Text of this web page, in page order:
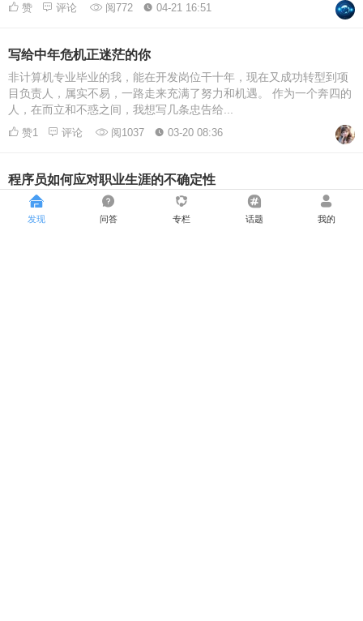
赞 评论 阅772 04-21 16:51
写给中年危机正迷茫的你
非计算机专业毕业的我，能在开发岗位干十年，现在又成功转型到项
目负责人，属实不易，一路走来充满了努力和机遇。 作为一个奔四的
人，在而立和不惑之间，我想写几条忠告给...
赞1 评论 阅1037 03-20 08:36
程序员如何应对职业生涯的不确定性
引言 前两天在沸点里发起了一个讨论，面对职业生涯的担忧，出现最
多的问题是 失业了怎么办 失业了去做什么 还有不少类似的问题：比
发现 问答 专栏 话题 我的